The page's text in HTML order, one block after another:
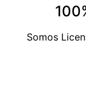
Somos